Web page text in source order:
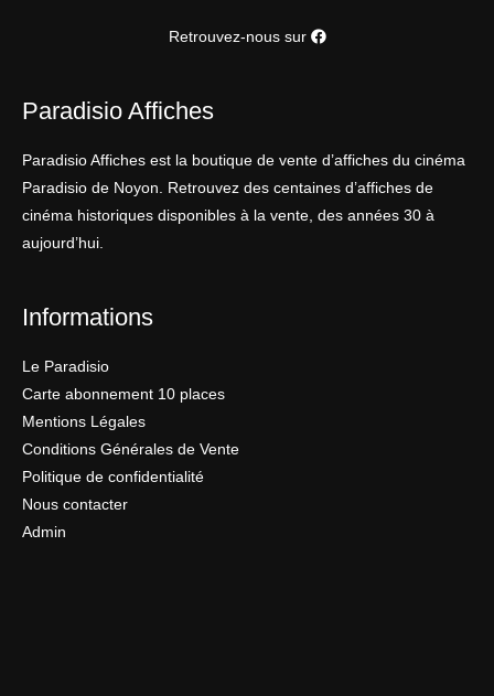
Retrouvez-nous sur
Paradisio Affiches
Paradisio Affiches est la boutique de vente d’affiches du cinéma
Paradisio de Noyon. Retrouvez des centaines d’affiches de
cinéma historiques disponibles à la vente, des années 30 à
aujourd’hui.
Informations
Le Paradisio
Carte abonnement 10 places
Mentions Légales
Conditions Générales de Vente
Politique de confidentialité
Nous contacter
Admin